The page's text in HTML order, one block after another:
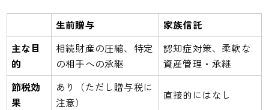
生前贈与
家族信託
主な目
的
相続財産の圧縮、特定
の相手への承継
認知症対策、柔軟な
資産管理・承継
節税効
果
あり（ただし贈与税に
注意）
直接的にはなし